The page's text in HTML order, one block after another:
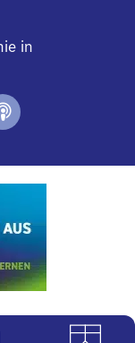
in